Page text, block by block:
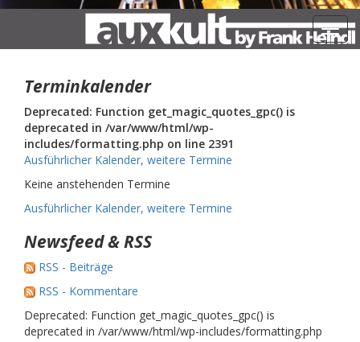
Terminkalender
Deprecated: Function get_magic_quotes_gpc() is
deprecated in /var/www/html/wp-
includes/formatting.php on line 2391
Ausführlicher Kalender, weitere Termine
Keine anstehenden Termine
Ausführlicher Kalender, weitere Termine
Newsfeed & RSS
RSS - Beiträge
RSS - Kommentare
Deprecated: Function get_magic_quotes_gpc() is
deprecated in /var/www/html/wp-includes/formatting.php